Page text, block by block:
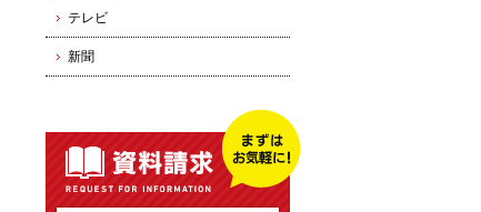
テレビ
新聞